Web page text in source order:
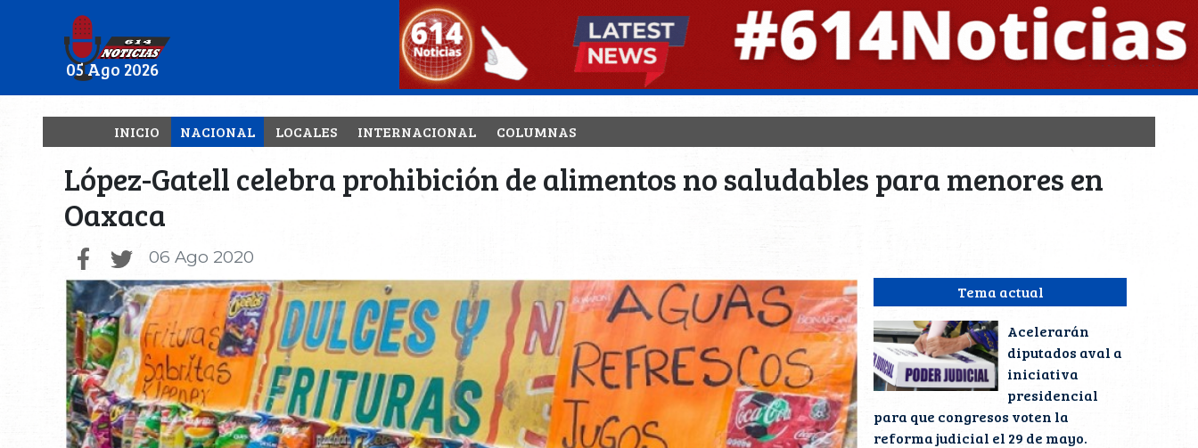
05 Ago 2026
INICIO NACIONAL LOCALES INTERNACIONAL COLUMNAS
López-Gatell celebra prohibición de alimentos no saludables para menores en
Oaxaca
06 Ago 2020
Tema actual
Acelerarán
diputados aval a
iniciativa
presidencial
para que congresos voten la
reforma judicial el 29 de mayo.